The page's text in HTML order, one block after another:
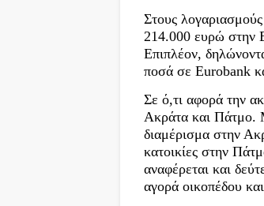
Στους
214.000 ευρώ στην
Επιπλέον,
ποσά σε Eurobank
Σε ό,τι αφορά την
Ακράτα και Πάτμο.
διαμέρισμα στην
κατοικίες στην
αναφέρεται και
αγορά οικοπέδου